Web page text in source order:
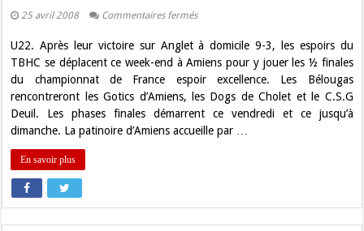
25 avril 2008 Commentaires ferméssur
glace
:
coté
des
Bélougas
U22. Après leur victoire sur Anglet à domicile 9-3, les espoirs du
TBHC se déplacent ce week-end à Amiens pour y jouer les ½ finales
du championnat de France espoir excellence. Les Bélougas
rencontreront les Gotics d’Amiens, les Dogs de Cholet et le C.S.G
Deuil. Les phases finales démarrent ce vendredi et ce jusqu’à
dimanche. La patinoire d’Amiens accueille par …
En savoir plus